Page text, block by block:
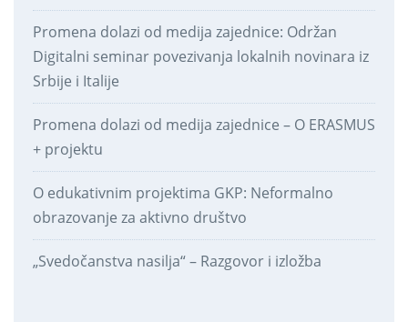
Promena dolazi od medija zajednice: Održan
Digitalni seminar povezivanja lokalnih novinara iz
Srbije i Italije
Promena dolazi od medija zajednice – O ERASMUS
+ projektu
O edukativnim projektima GKP: Neformalno
obrazovanje za aktivno društvo
„Svedočanstva nasilja“ – Razgovor i izložba